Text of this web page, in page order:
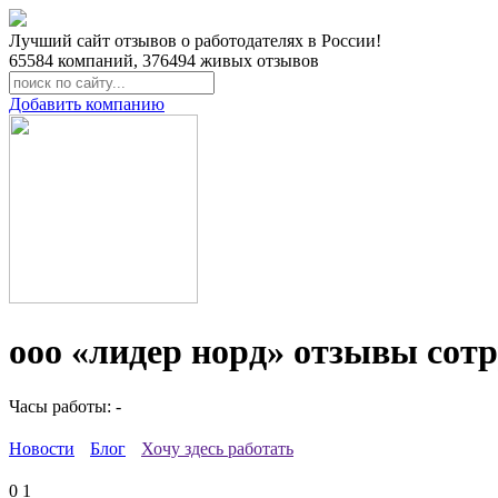
Лучший сайт отзывов о работодателях в России!
65584 компаний, 376494 живых отзывов
Добавить компанию
ооо «лидер норд» отзывы
Часы работы: -
Новости Блог Хочу здесь работать
0 1